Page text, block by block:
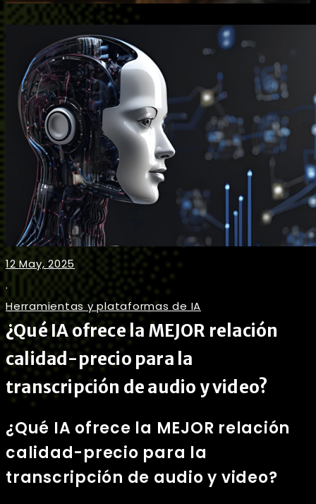
12 May, 2025
.
Herramientas y plataformas de IA
¿Qué IA ofrece la MEJOR relación
calidad-precio para la
transcripción de audio y video?
¿Qué IA ofrece la MEJOR relación
calidad-precio para la
transcripción de audio y video?